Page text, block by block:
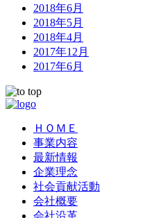
2018年6月
2018年5月
2018年4月
2017年12月
2017年6月
ＨＯＭＥ
事業内容
最新情報
企業理念
社会貢献活動
会社概要
会社沿革